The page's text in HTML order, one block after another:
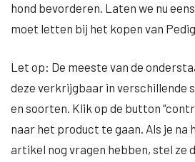
hond bevorderen. Laten we nu
moet letten bij het kopen van
Let op: De meeste van de
deze verkrijgbaar in verschillende
en soorten. Klik op de button
naar het product te gaan. Als je na
artikel nog vragen hebben, stel ze